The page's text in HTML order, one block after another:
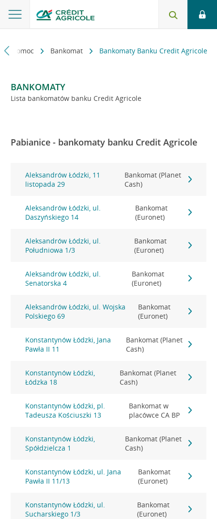
i pomoc Bankomat Bankomaty Banku Credit Agricole
BANKOMATY
Lista bankomatów banku Credit Agricole
Pabianice - bankomaty banku Credit Agricole
Aleksandrów Łódzki, 11
listopada 29
Bankomat (Planet
Cash)
Aleksandrów Łódzki, ul.
Daszyńskiego 14
Bankomat
(Euronet)
Aleksandrów Łódzki, ul.
Południowa 1/3
Bankomat
(Euronet)
Aleksandrów Łódzki, ul.
Senatorska 4
Bankomat
(Euronet)
Aleksandrów Łódzki, ul. Wojska
Polskiego 69
Bankomat
(Euronet)
Konstantynów Łódzki, Jana
Pawła II 11
Bankomat (Planet
Cash)
Konstantynów Łódzki,
Łódzka 18
Bankomat (Planet
Cash)
Konstantynów Łódzki, pl.
Tadeusza Kościuszki 13
Bankomat w
placówce CA BP
Konstantynów Łódzki,
Spółdzielcza 1
Bankomat (Planet
Cash)
Konstantynów Łódzki, ul. Jana
Pawła II 11/13
Bankomat
(Euronet)
Konstantynów Łódzki, ul.
Sucharskiego 1/3
Bankomat
(Euronet)